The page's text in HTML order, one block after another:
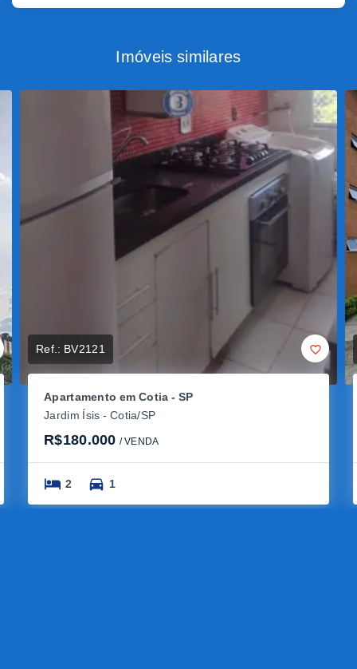
Imóveis similares
Ref.: BV2121
Apartamento em Cotia - SP
Jardim Ísis - Cotia/SP
R$180.000 / VENDA
2 1